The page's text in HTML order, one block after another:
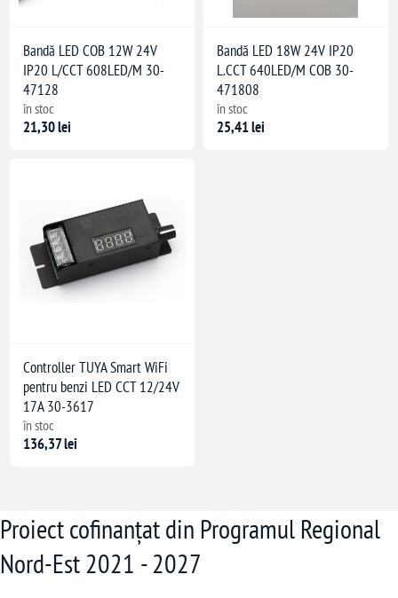
Bandă LED COB 12W 24V
IP20 L/CCT 608LED/M 30-
47128
în stoc
21,30 lei
Bandă LED 18W 24V IP20
L.CCT 640LED/M COB 30-
471808
în stoc
25,41 lei
Controller TUYA Smart WiFi
pentru benzi LED CCT 12/24V
17A 30-3617
în stoc
136,37 lei
Proiect cofinanțat din Programul Regional
Nord-Est 2021 - 2027